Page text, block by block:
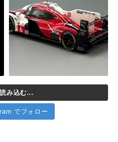
み込む...
でフォロー